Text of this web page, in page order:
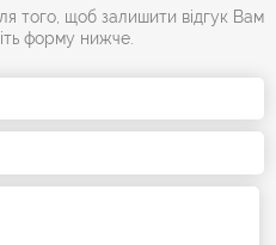
того, щоб залишити відгук Вам
форму нижче.